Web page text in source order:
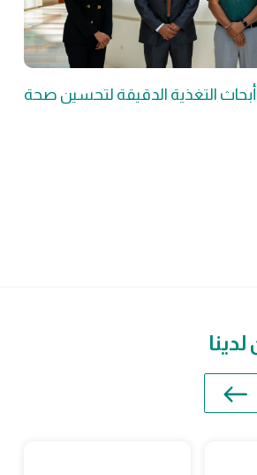
التغذية الدقيقة لتحسين صحة